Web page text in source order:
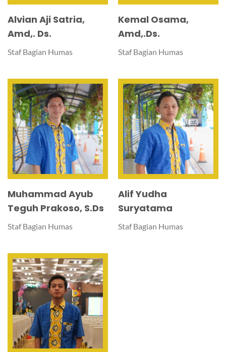
Alvian Aji Satria,
Amd,. Ds.
Staf Bagian Humas
Kemal Osama,
Amd,.Ds.
Staf Bagian Humas
Muhammad Ayub
Teguh Prakoso, S.Ds
Staf Bagian Humas
Alif Yudha
Suryatama
Staf Bagian Humas